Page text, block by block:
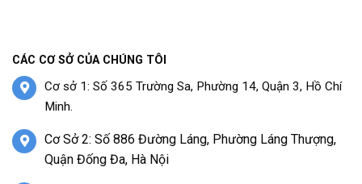
CÁC CƠ SỞ CỦA CHÚNG TÔI
Cơ sở 1: Số 365 Trường Sa, Phường 14, Quận 3, Hồ Chí
Minh.
Cơ Sở 2: Số 886 Đường Láng, Phường Láng Thượng,
Quận Đống Đa, Hà Nội